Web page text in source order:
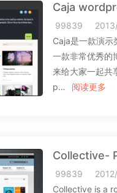
Caja
99839
Caja是一款演示
一款非常优秀的
来给大家一起共
p…
阅读更多
Collective-
99839
Collective is a